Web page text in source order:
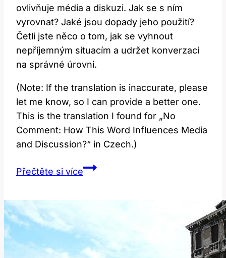
ovlivňuje média a diskuzi. Jak se s ním
vyrovnat? Jaké jsou dopady jeho použití?
Četli jste něco o tom, jak se vyhnout
nepříjemným situacím a udržet konverzaci
na správné úrovni.
(Note: If the translation is inaccurate, please
let me know, so I can provide a better one.
This is the translation I found for „No
Comment: How This Word Influences Media
and Discussion?“ in Czech.)
Přečtěte si víceNo
Ovlivňuje
Média